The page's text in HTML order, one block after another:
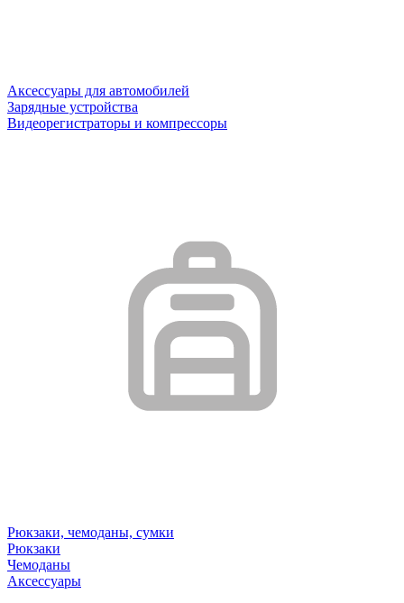
Аксессуары для автомобилей
Зарядные устройства
Видеорегистраторы и компрессоры
Рюкзаки, чемоданы, сумки
Рюкзаки
Чемоданы
Аксессуары